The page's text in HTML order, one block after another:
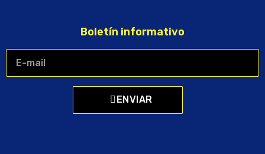
Boletín informativo
ENVIAR